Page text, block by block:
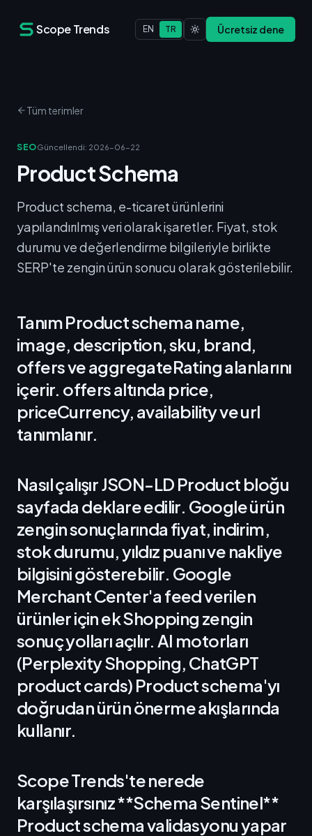
Scope Trends EN TR Ücretsiz dene
Tüm terimler
SEOGüncellendi: 2026-06-22
Product Schema
Product schema, e-ticaret ürünlerini
yapılandırılmış veri olarak işaretler. Fiyat, stok
durumu ve değerlendirme bilgileriyle birlikte
SERP'te zengin ürün sonucu olarak gösterilebilir.
Tanım Product schema name,
image, description, sku, brand,
offers ve aggregateRating alanlarını
içerir. offers altında price,
priceCurrency, availability ve url
tanımlanır.
Nasıl çalışır JSON-LD Product bloğu
sayfada deklare edilir. Google ürün
zengin sonuçlarında fiyat, indirim,
stok durumu, yıldız puanı ve nakliye
bilgisini gösterebilir. Google
Merchant Center'a feed verilen
ürünler için ek Shopping zengin
sonuç yolları açılır. AI motorları
(Perplexity Shopping, ChatGPT
product cards) Product schema'yı
doğrudan ürün önerme akışlarında
kullanır.
Scope Trends'te nerede
karşılaşırsınız **Schema Sentinel**
Product schema validasyonu yapar